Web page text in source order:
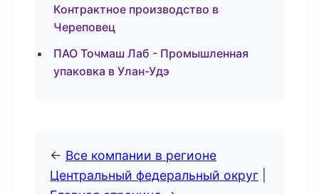
Контрактное производство в
Череповец
ПАО Точмаш Лаб - Промышленная
упаковка в Улан-Удэ
← Все компании в регионе
Центральный федеральный округ